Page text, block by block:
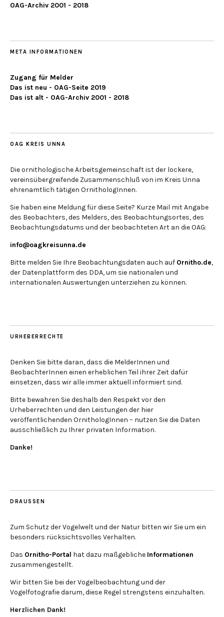
OAG-Archiv 2001 - 2018
META INFORMATIONEN
Zugang für Melder
Das ist neu - OAG-Seite 2019
Das ist alt - OAG-Archiv 2001 - 2018
OAG KREIS UNNA
Die ornithologische Arbeitsgemeinschaft ist der lockere,
vereinsübergreifende Zusammenschluß von im Kreis Unna
ehrenamtlich tätigen OrnithologInnen.
Sie haben eine Meldung für diese Seite? Kurze Mail mit Angabe
des Beobachters, des Melders, des Beobachtungsortes, des
Beobachtungsdatums und der beobachteten Art an die OAG:
info@oagkreisunna.de
Bitte melden Sie Ihre Beobachtungsdaten auch auf Ornitho.de,
der Datenplattform des DDA, um sie nationalen und
internationalen Auswertungen unterziehen zu können.
URHEBERRECHTE
Denken Sie bitte daran, dass die MelderInnen und
BeobachterInnen einen erheblichen Teil ihrer Zeit dafür
einsetzen, dass wir alle immer aktuell informiert sind.
Bitte bewahren Sie deshalb den Respekt vor den
Urheberrechten und den Leistungen der hier
veröffentlichenden OrnithologInnen – nutzen Sie die Daten
ausschließlich zu Ihrer privaten Information.
Danke!
DRAUSSEN
Zum Schutz der Vogelwelt und der Natur bitten wir Sie um ein
besonders rücksichtsvolles Verhalten.
Das Ornitho-Portal hat dazu maßgebliche Informationen
zusammengestellt.
Wir bitten Sie bei der Vogelbeobachtung und der
Vogelfotografie darum, diese Regel strengstens einzuhalten.
Herzlichen Dank!